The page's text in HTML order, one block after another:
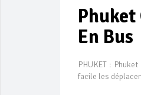
Phuket
En Bus
PHUKET :
facile les